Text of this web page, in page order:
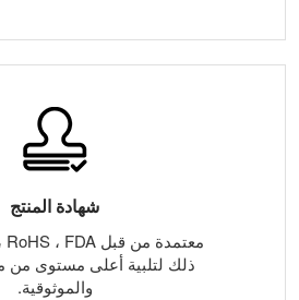
شهادة المنتج
ذلك لتلبية أعلى مستوى من
والموثوقية.